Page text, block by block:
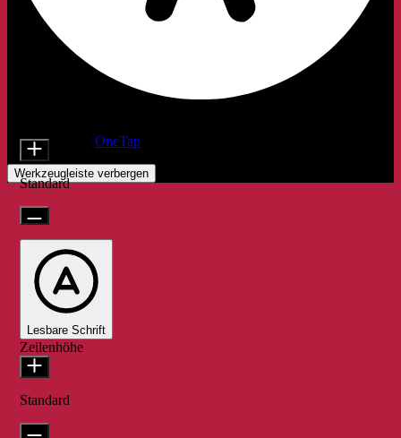
Präsentiert von OneTap
Werkzeugleiste verbergen
Standard
Lesbare Schrift
Zeilenhöhe
Standard